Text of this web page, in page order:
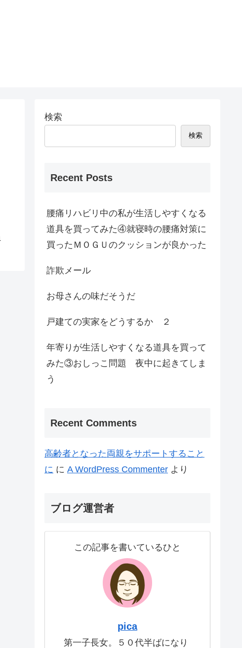
検索
検索
Recent Posts
腰痛リハビリ中の私が生活しやすくなる
道具を買ってみた④就寝時の腰痛対策に
買ったＭＯＧＵのクッションが良かった
詐欺メール
お母さんの味だそうだ
戸建ての実家をどうするか ２
年寄りが生活しやすくなる道具を買って
みた③おしっこ問題 夜中に起きてしま
う
Recent Comments
高齢者となった両親をサポートすること
に に A WordPress Commenter より
ブログ運営者
この記事を書いているひと
pica
第一子長女。５０代半ばになり